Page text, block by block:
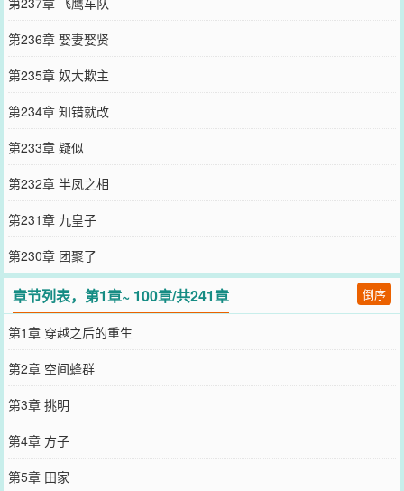
第236章 娶妻娶贤
第235章 奴大欺主
第234章 知错就改
第233章 疑似
第232章 半凤之相
第231章 九皇子
第230章 团聚了
章节列表，第1章~ 100章/共241章 倒序
第1章 穿越之后的重生
第2章 空间蜂群
第3章 挑明
第4章 方子
第5章 田家